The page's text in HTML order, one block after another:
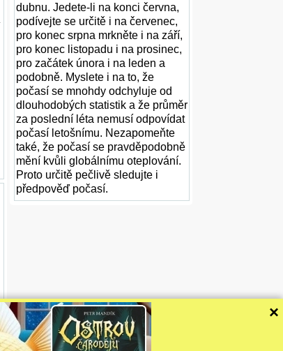
dubnu. Jedete-li na konci června,
podívejte se určitě i na červenec,
pro konec srpna mrkněte i na září,
pro konec listopadu i na prosinec,
pro začátek února i na leden a
podobně. Myslete i na to, že
počasí se mnohdy odchyluje od
dlouhodobých statistik a že průměr
za poslední léta nemusí odpovídat
počasí letošnímu. Nezapomeňte
také, že počasí se pravděpodobně
mění kvůli globálnímu oteplování.
Proto určitě pečlivě sledujte i
předpověď počasí.
×